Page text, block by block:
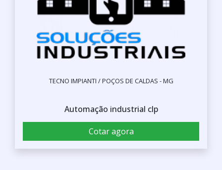
TECNO IMPIANTI / POÇOS DE CALDAS - MG
Automação industrial clp
Cotar agora